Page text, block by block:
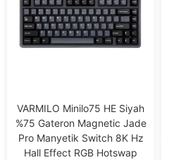
VARMILO Minilo75 HE Siyah
%75 Gateron Magnetic Jade
Pro Manyetik Switch 8K Hz
Hall Effect RGB Hotswap